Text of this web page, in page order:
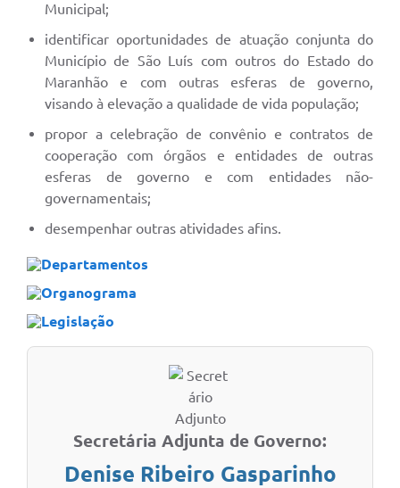
Municipal;
identificar oportunidades de atuação conjunta do
Município de São Luís com outros do Estado do
Maranhão e com outras esferas de governo,
visando à elevação a qualidade de vida população;
propor a celebração de convênio e contratos de
cooperação com órgãos e entidades de outras
esferas de governo e com entidades não-
governamentais;
desempenhar outras atividades afins.
Departamentos
Organograma
Legislação
Secretária Adjunta de Governo:
Denise Ribeiro Gasparinho